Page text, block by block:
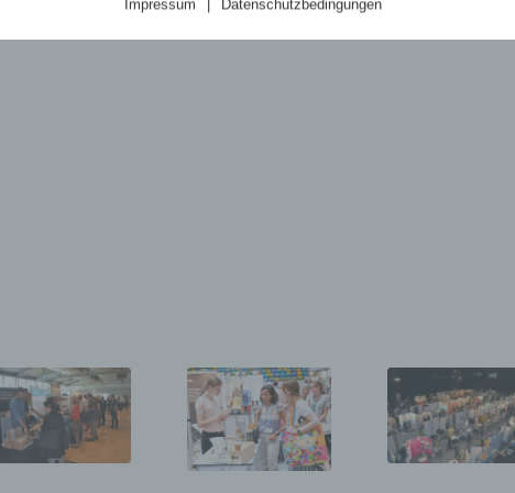
für die Öffentlichkeit als auch für unsere Kunden und Geschäftspartner
Kennnummer, zu Standortdaten, zu einer Online-Kennung oder zu einem
betroffene Person
Person ist jede identifizierte oder identifizierbare natürliche Person,
personenbezogene Daten von dem für die Verarbeitung Verantwortlichen
Impressum | Datenschutzbedingungen